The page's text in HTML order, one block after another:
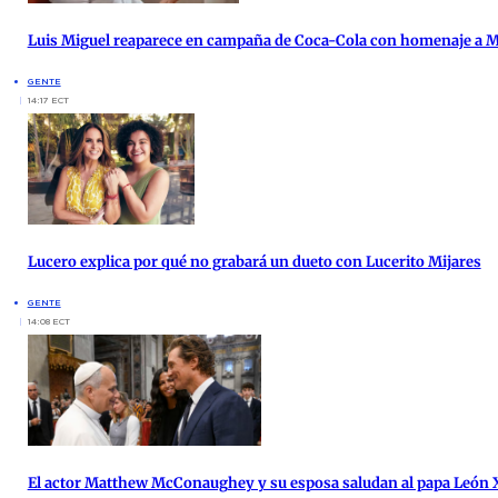
Luis Miguel reaparece en campaña de Coca-Cola con homenaje a
GENTE
14:17 ECT
Lucero explica por qué no grabará un dueto con Lucerito Mijares
GENTE
14:08 ECT
El actor Matthew McConaughey y su esposa saludan al papa León